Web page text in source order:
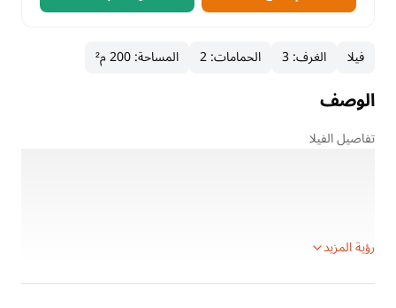
فيلا الغرف:
3 الحمامات:
2 المساحة:200 م²
الوصف
تفاصيل الفيلا
رؤية المزيد